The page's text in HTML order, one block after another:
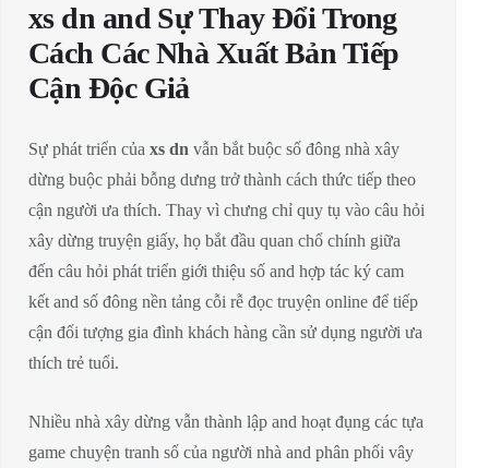
xs dn and Sự Thay Đổi Trong
Cách Các Nhà Xuất Bản Tiếp
Cận Độc Giả
Sự phát triển của xs dn vẫn bắt buộc số đông nhà xây
dừng buộc phải bỗng dưng trở thành cách thức tiếp theo
cận người ưa thích. Thay vì chưng chỉ quy tụ vào câu hỏi
xây dừng truyện giấy, họ bắt đầu quan chổ chính giữa
đến câu hỏi phát triển giới thiệu số and hợp tác ký cam
kết and số đông nền tảng cỗi rễ đọc truyện online để tiếp
cận đối tượng gia đình khách hàng cần sử dụng người ưa
thích trẻ tuổi.
Nhiều nhà xây dừng vẫn thành lập and hoạt đụng các tựa
game chuyện tranh số của người nhà and phân phối vây